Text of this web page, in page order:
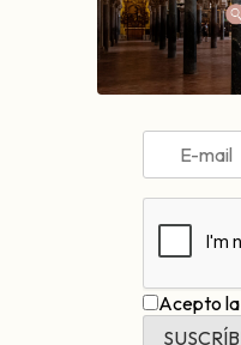
Acepto la